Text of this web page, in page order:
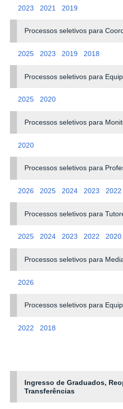
2023 2021 2019
Processos seletivos para
2025 2023 2019 2018
Processos seletivos para
2025 2020
Processos seletivos para
2020
Processos seletivos para
2026 2025 2024 2023 2022
Processos seletivos para
2025 2024 2023 2022 2020
Processos seletivos para
2026
Processos seletivos para
2022
2018
Ingresso de Graduados,
Transferências